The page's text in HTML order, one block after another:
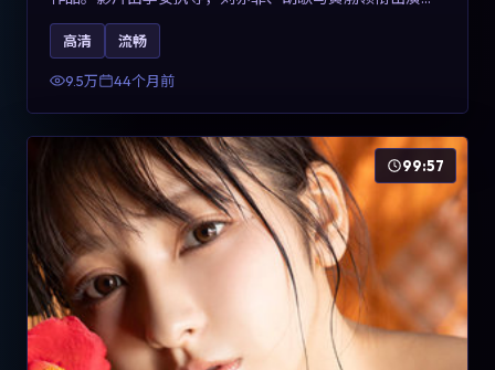
剧情用喜剧外壳包裹对现实规则的温和反讽，整体完成度
高，适合希望了解意大利冒险类型创作的观众在线观看。
高清 流畅
9.5万 44个月前
99:57